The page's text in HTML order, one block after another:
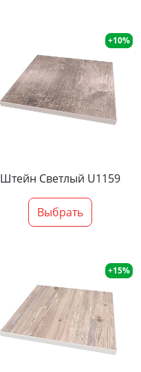
+10%
Штейн Светлый U1159
Выбрать
+15%